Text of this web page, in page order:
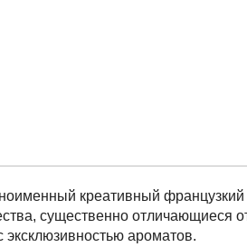
креативный
существенно
эксклюзивностью ароматов.